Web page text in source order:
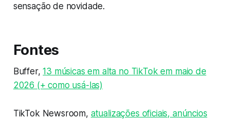
sensação de novidade.
Fontes
Buffer,13 músicas em alta no TikTok em maio de
2026 (+ como usá-las)
TikTok Newsroom, atualizações oficiais, anúncios